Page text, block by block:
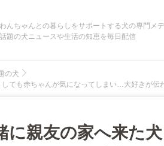
わんちゃんとの暮らしをサポートする犬の専門メ
話題の犬ニュースや生活の知恵を毎日配信
の犬
ても赤ちゃんが気になってしまい…大好きが伝
に親友の家へ来た